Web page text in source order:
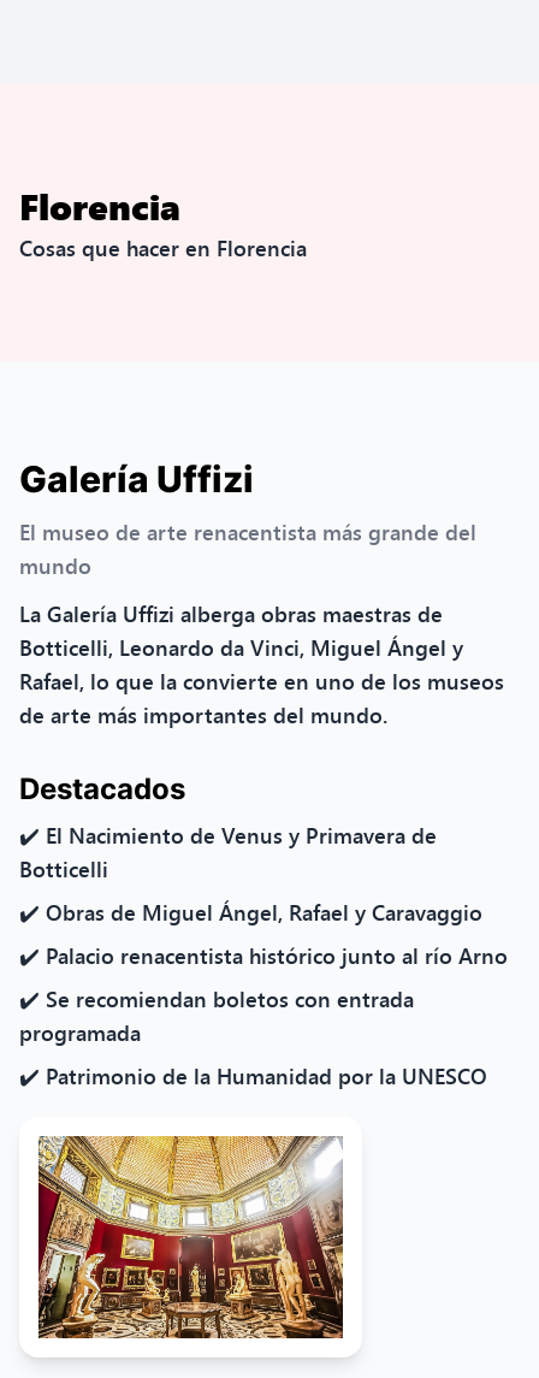
Florencia
Cosas que hacer en Florencia
Galería Uffizi
El museo de arte renacentista más grande del
mundo
La Galería Uffizi alberga obras maestras de
Botticelli, Leonardo da Vinci, Miguel Ángel y
Rafael, lo que la convierte en uno de los museos
de arte más importantes del mundo.
Destacados
✔️ El Nacimiento de Venus y Primavera de
Botticelli
✔️ Obras de Miguel Ángel, Rafael y Caravaggio
✔️ Palacio renacentista histórico junto al río Arno
✔️ Se recomiendan boletos con entrada
programada
✔️ Patrimonio de la Humanidad por la UNESCO